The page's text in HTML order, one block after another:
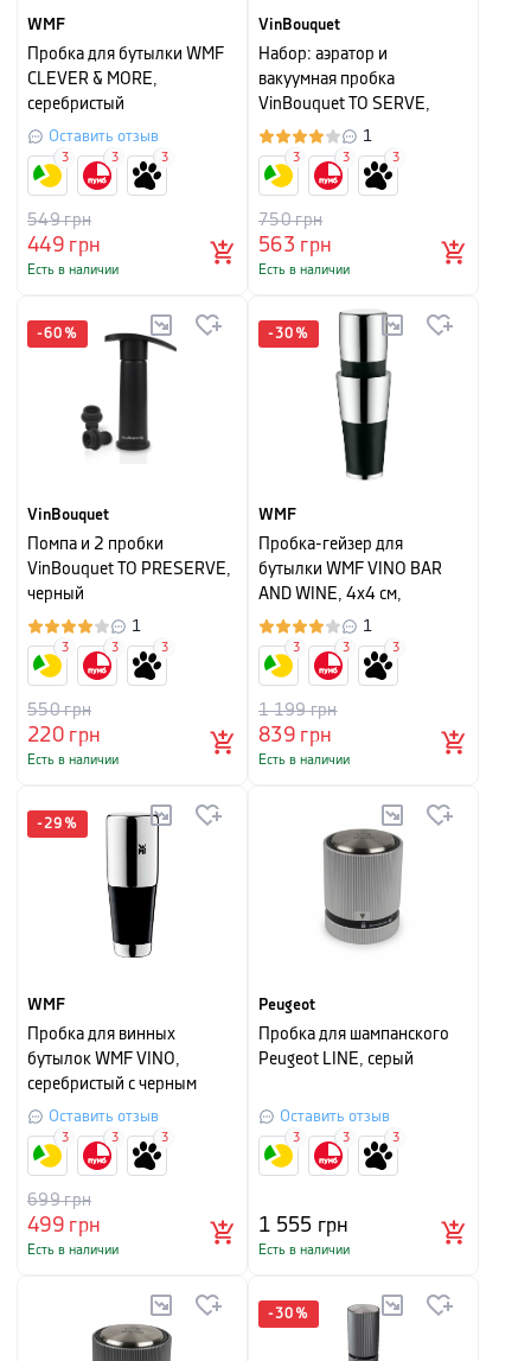
WMF
Пробка для бутылки WMF
CLEVER & MORE,
серебристый
Оставить отзыв
449грн
549грн
Есть в наличии
3 3 3
VinBouquet
Набор: аэратор и
вакуумная пробка
VinBouquet TO SERVE,
черный, 2 предмета
1
563 грн
750грн
Есть в наличии
3 3 3
-60 %
VinBouquet
Помпа и 2 пробки
VinBouquet TO PRESERVE,
черный
1
220грн
550грн
Есть в наличии
3 3 3
-30 %
WMF
Пробка-гейзер для
бутылки WMF VINO BAR
AND WINE, 4х4 см,
серебристый 1
839грн
1 199грн
Есть в наличии
3 3 3
-29 %
WMF
Пробка для винных
бутылок WMF VINO,
серебристый с черным
Оставить отзыв
499грн
699грн
Есть в наличии
3 3 3
Peugeot
Пробка для шампанского
Peugeot LINE, серый
Оставить отзыв
1 555 грн
Есть в наличии
3 3 3
-30 %